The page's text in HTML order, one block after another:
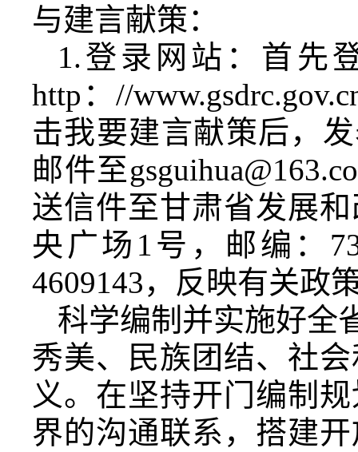
与建言献策：
1.登录网站：首先
http：//
击我要建言献策后，
邮件至
送信件至甘肃省发展
央广场1号，邮编：
4609143，反映有关政
科学编制并实施好全
秀美、民族团结、社
义。在坚持开门编制
界的沟通联系，搭建